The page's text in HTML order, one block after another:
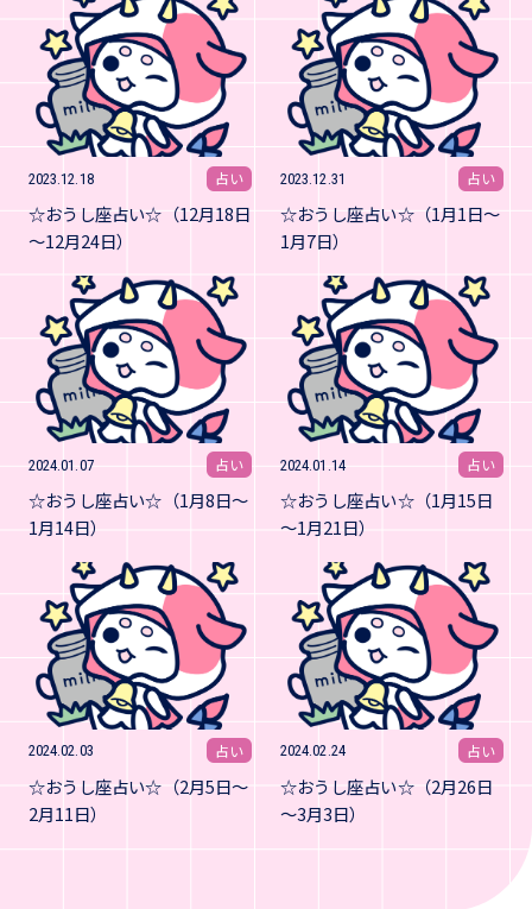
2023.12.18 占い
☆おうし座占い☆（12月18日
～12月24日）
2023.12.31 占い
☆おうし座占い☆（1月1日～
1月7日）
2024.01.07 占い
☆おうし座占い☆（1月8日～
1月14日）
2024.01.14 占い
☆おうし座占い☆（1月15日
～1月21日）
2024.02.03 占い
☆おうし座占い☆（2月5日～
2月11日）
2024.02.24 占い
☆おうし座占い☆（2月26日
～3月3日）